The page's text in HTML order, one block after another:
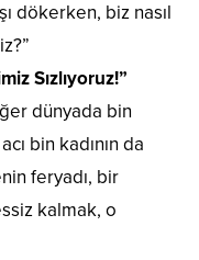
dökerken, biz nasıl
Sızlıyoruz!”
dünyada bin
bin kadının da
feryadı, bir
kalmak, o